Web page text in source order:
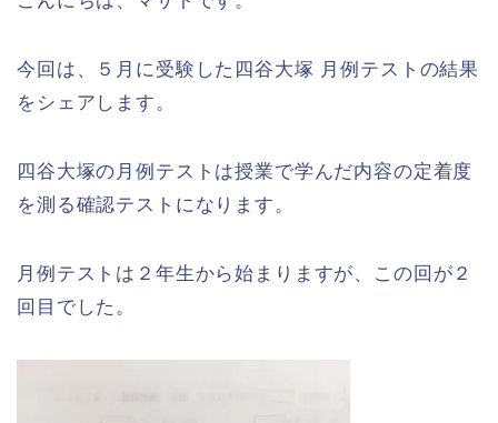
今回は、５月に受験した四谷大塚 月例テストの結果
をシェアします。
四谷大塚の月例テストは授業で学んだ内容の定着度
を測る確認テストになります。
月例テストは２年生から始まりますが、この回が２
回目でした。